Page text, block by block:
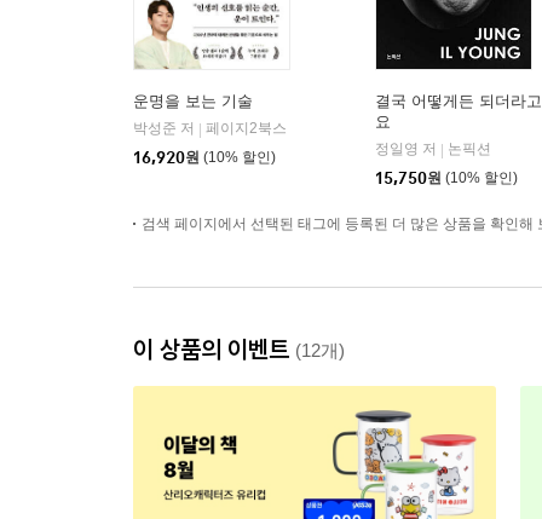
운명을 보는 기술
박성준 저
페이지2북스
16,920원 (10% 할인)
결국 어떻게든 되더라고
요
정일영 저
논픽션
15,750원 (10% 할인)
검색 페이지에서 선택된 태그에 등록된 더 많은 상품을 확인해
이 상품의 이벤트 (12개)